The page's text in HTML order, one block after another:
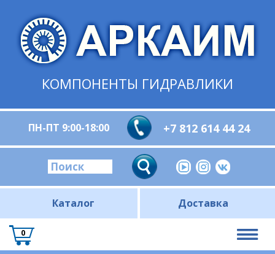
КОМПОНЕНТЫ ГИДРАВЛИКИ
ПН-ПТ 9:00-18:00 +7 812 614 44 24
Каталог Доставка
0